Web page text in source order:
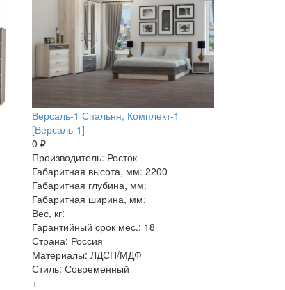
Версаль-1 Спальня, Комплект-1
[Версаль-1]
0 ₽
Производитель: Росток
Габаритная высота, мм: 2200
Габаритная глубина, мм:
Габаритная ширина, мм:
Вес, кг:
Гарантийный срок мес.: 18
Страна: Россия
Материалы: ЛДСП/МДФ
Стиль: Современный
+